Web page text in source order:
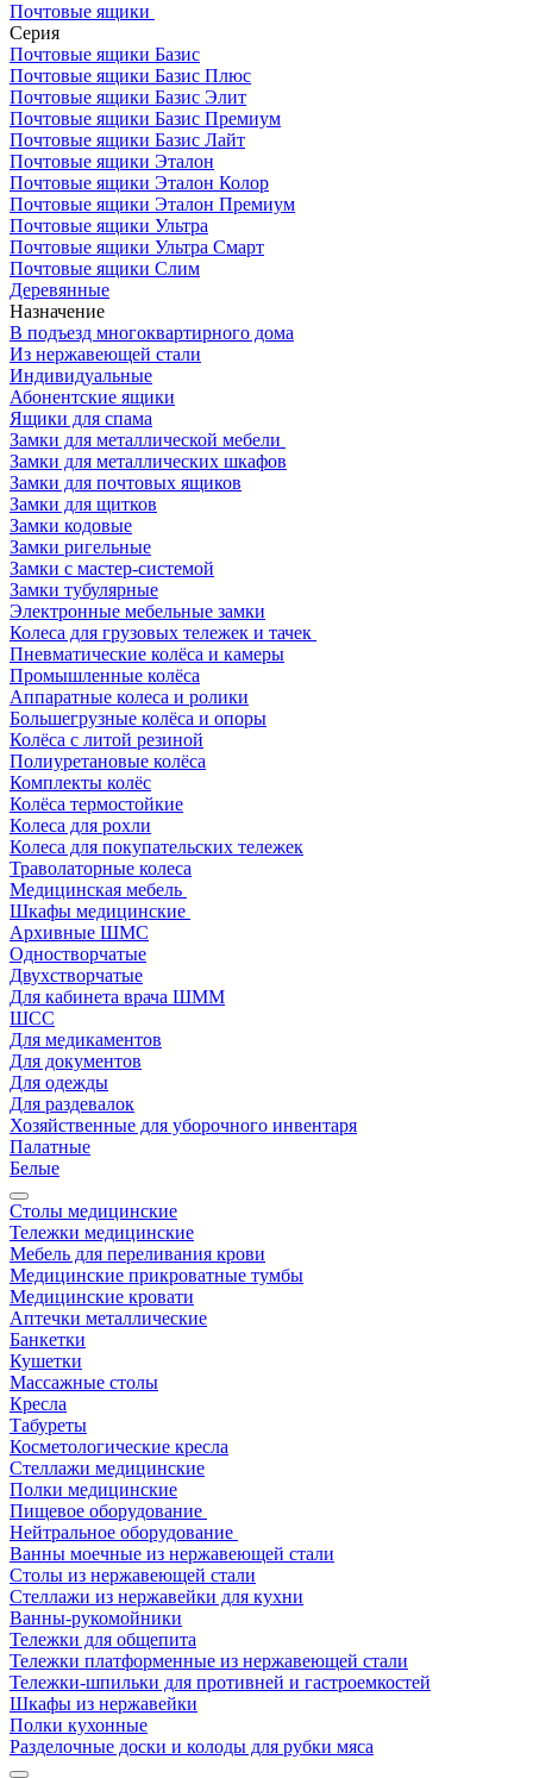
Почтовые ящики
Серия
Почтовые ящики Базис
Почтовые ящики Базис Плюс
Почтовые ящики Базис Элит
Почтовые ящики Базис Премиум
Почтовые ящики Базис Лайт
Почтовые ящики Эталон
Почтовые ящики Эталон Колор
Почтовые ящики Эталон Премиум
Почтовые ящики Ультра
Почтовые ящики Ультра Смарт
Почтовые ящики Слим
Деревянные
Назначение
В подъезд многоквартирного дома
Из нержавеющей стали
Индивидуальные
Абонентские ящики
Ящики для спама
Замки для металлической мебели
Замки для металлических шкафов
Замки для почтовых ящиков
Замки для щитков
Замки кодовые
Замки ригельные
Замки с мастер-системой
Замки тубулярные
Электронные мебельные замки
Колеса для грузовых тележек и тачек
Пневматические колёса и камеры
Промышленные колёса
Аппаратные колеса и ролики
Большегрузные колёса и опоры
Колёса с литой резиной
Полиуретановые колёса
Комплекты колёс
Колёса термостойкие
Колеса для рохли
Колеса для покупательских тележек
Траволаторные колеса
Медицинская мебель
Шкафы медицинские
Архивные ШМС
Одностворчатые
Двухстворчатые
Для кабинета врача ШММ
ШСС
Для медикаментов
Для документов
Для одежды
Для раздевалок
Хозяйственные для уборочного инвентаря
Палатные
Белые
Столы медицинские
Тележки медицинские
Мебель для переливания крови
Медицинские прикроватные тумбы
Медицинские кровати
Аптечки металлические
Банкетки
Кушетки
Массажные столы
Кресла
Табуреты
Косметологические кресла
Стеллажи медицинские
Полки медицинские
Пищевое оборудование
Нейтральное оборудование
Ванны моечные из нержавеющей стали
Столы из нержавеющей стали
Стеллажи из нержавейки для кухни
Ванны-рукомойники
Тележки для общепита
Тележки платформенные из нержавеющей стали
Тележки-шпильки для противней и гастроемкостей
Шкафы из нержавейки
Полки кухонные
Разделочные доски и колоды для рубки мяса